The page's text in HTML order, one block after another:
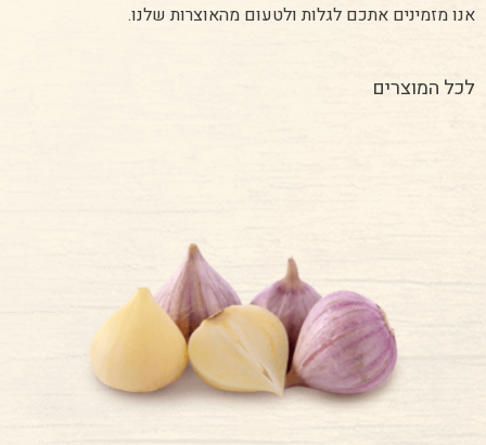
אנו מזמינים אתכם לגלות ולטעום מהאוצרות שלנו.
לכל המוצרים